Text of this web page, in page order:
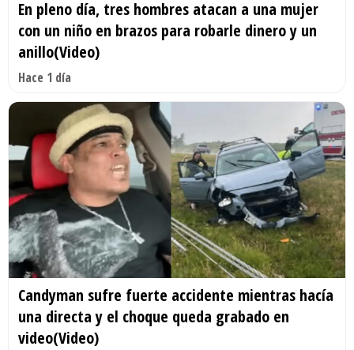
En pleno día, tres hombres atacan a una mujer
con un niño en brazos para robarle dinero y un
anillo(Video)
Hace 1 día
Candyman sufre fuerte accidente mientras hacía
una directa y el choque queda grabado en
video(Video)